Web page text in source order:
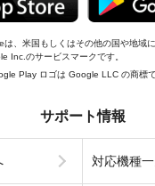
、米国もしくはその他の国や地域
Inc.のサービスマークです。
Play ロゴは Google LLC の商標で
サポート情報
対応機種